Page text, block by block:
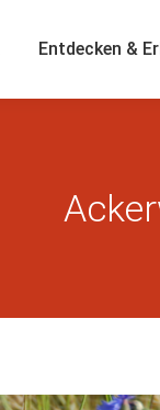
Entdecken &